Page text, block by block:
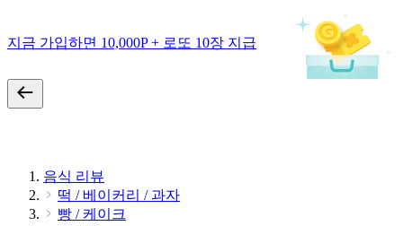
지금 가입하면 10,000P + 로또 10장 지급
음식 리뷰
떡 / 베이커리 / 과자
빵 / 케이크